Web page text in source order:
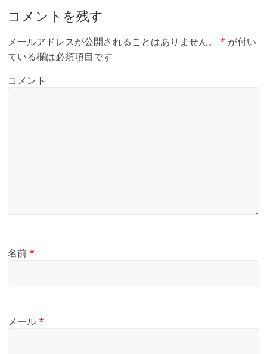
コメントを残す
メールアドレスが公開されることはありません。 * が付い
ている欄は必須項目です
コメント
名前*
メール*